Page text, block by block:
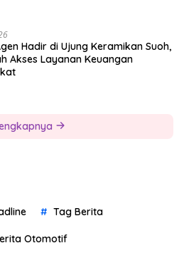
Hadir di Ujung Keramikan Suoh,
Akses Layanan Keuangan
Tag Berita
Otomotif